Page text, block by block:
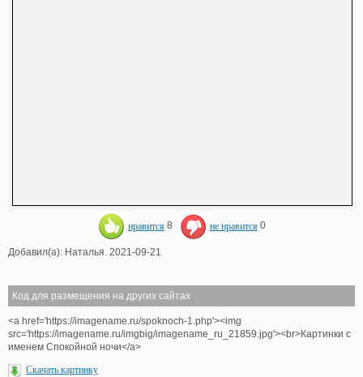
нравится 8 не нравится 0
Добавил(а): Наталья. 2021-09-21
Код для размещения на других сайтах
<a href='https://imagename.ru/spoknoch-1.php'><img
src='https://imagename.ru/imgbig/imagename_ru_21859.jpg'><br>Картинки с
именем Спокойной ночи</a>
Скачать картинку